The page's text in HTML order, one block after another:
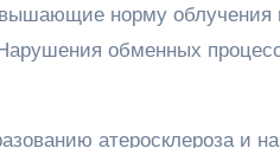
норму облучения
обменных
атеросклероза и